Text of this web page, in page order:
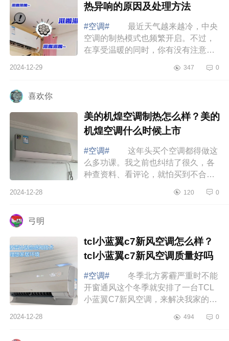
热异响的原因及处理方法
#空调#
最近天气越来越冷，中央
空调的制热模式也频繁开启。不过，
在享受温暖的同时，你有没有注意到
家揭秘空调制热异响背后的真相
2024-12-29 347 0
喜欢你
美的机煌空调制热怎么样？美的
机煌空调什么时候上市
#空调#
这年头买个空调都得做这
么多功课。我之前也纠结了很久，各
种查资料、看评论，就怕买到不合适
键点，选空调也没那么难啦，下面小
2024-12-28 120 0
弓明
tcl小蓝翼c7新风空调怎么样？
tcl小蓝翼c7新风空调质量好吗
#空调#
冬季北方雾霾严重时不能
开窗通风这个冬季就安排了一台TCL
小蓝翼C7新风空调，来解决我家的客
为大家介绍下tcl小蓝翼c7新风空调怎
2024-12-28 494 0